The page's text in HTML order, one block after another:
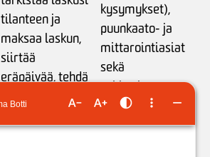
tilanteen ja
maksaa laskun,
siirtää
eräpäivää,tehdä
maksusuunnitelman
kysymykset),
puunkaato- ja
mittarointiasiat
sekä
sähkönkäytön
neuvonta:
ma-pe klo 9-15